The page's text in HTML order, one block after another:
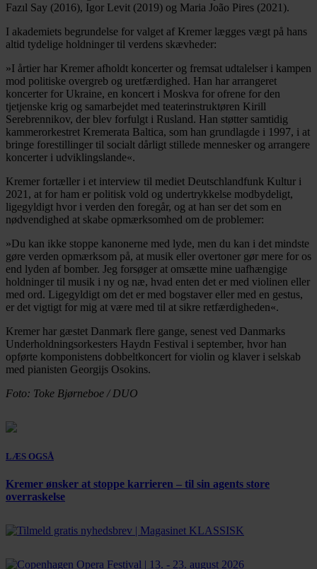
Fazıl Say (2016), Igor Levit (2019) og Maria João Pires (2021).
I akademiets begrundelse for valget af Kremer lægges vægt på hans
altid tydelige holdninger til verdens skævheder:
»I årtier har Kremer afholdt koncerter og fremsat udtalelser i kampen
mod politiske overgreb og uretfærdighed. Han har arrangeret
koncerter for Ukraine, en koncert i Moskva for ofrene for den
tjetjenske krig og samarbejdet med teaterinstruktøren Kirill
Serebrennikov, der blev forfulgt i Rusland. Han støtter samtidig
kammerorkestret Kremerata Baltica, som han grundlagde i 1997, i at
bringe forestillinger til socialt dårligt stillede mennesker og arrangere
koncerter i udviklingslande«.
Kremer fortæller i et interview til mediet Deutschlandfunk Kultur i
2021, at for ham er politisk vold og undertrykkelse modbydeligt,
ligegyldigt hvor i verden den foregår, og at han ser det som en
nødvendighed at skabe opmærksomhed om de problemer:
»Du kan ikke stoppe kanonerne med lyde, men du kan i det mindste
gøre verden opmærksom på, at musik eller overtoner gør mere for os
end lyden af bomber. Jeg forsøger at omsætte mine uafhængige
holdninger til musik i ny og næ, hvad enten det er med violinen eller
med ord. Ligegyldigt om det er med bogstaver eller med en gestus,
er det vigtigt for mig at være med til at sikre retfærdigheden«.
Kremer har gæstet Danmark flere gange, senest ved Danmarks
Underholdningsorkesters Haydn Festival i september, hvor han
opførte komponistens dobbeltkoncert for violin og klaver i selskab
med pianisten Georgijs Osokins.
Foto: Toke Bjørneboe / DUO
LÆS OGSÅ
Kremer ønsker at stoppe karrieren – til sin agents store
overraskelse